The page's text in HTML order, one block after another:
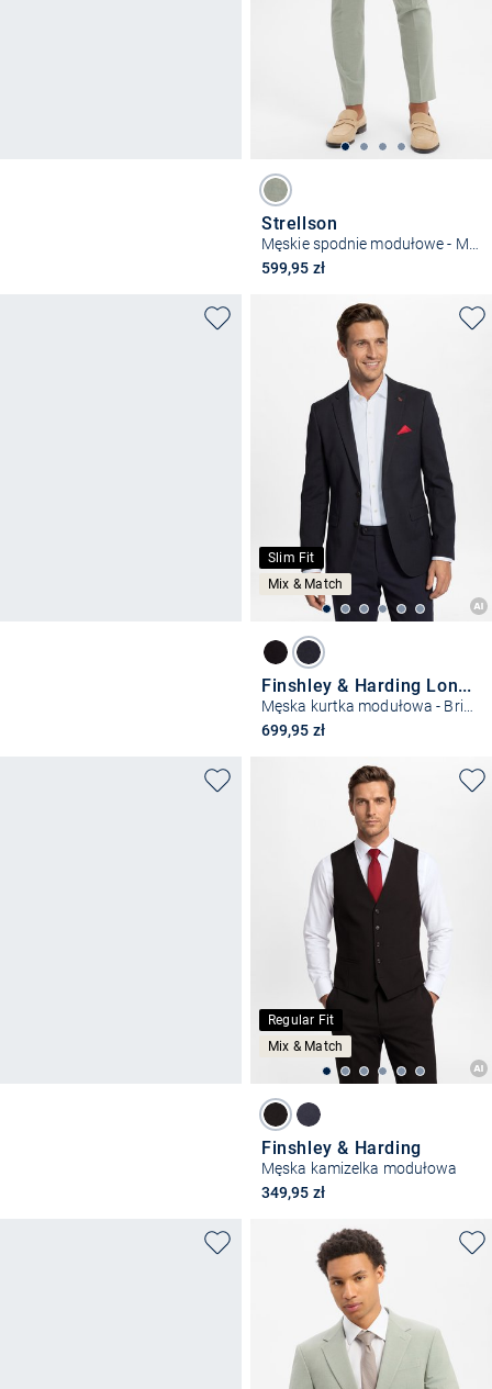
Strellson
Męskie spodnie modułowe - Melwin
599,95 zł
Slim Fit
Mix & Match
Finshley & Harding London
Męska kurtka modułowa - Brixdon
699,95 zł
Regular Fit
Mix & Match
Finshley & Harding
Męska kamizelka modułowa
349,95 zł